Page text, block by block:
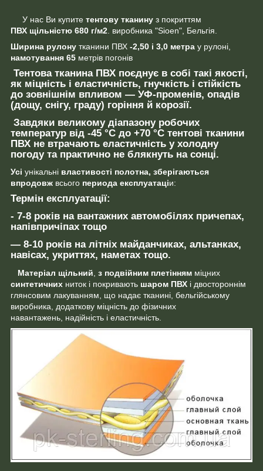
У нас Ви купите тентову тканину з покриттям
ПВХ щільністю 680 г/м2 . виробника "Sioen", Бельгія.
Ширина рулону тканини ПВХ -2,50 і 3,0 метра у рулоні,
намотування 65 метрів погонів
Тентова тканина ПВХ поєднує в собі такі якості,
як міцність і еластичність, гнучкість і стійкість
до зовнішнім впливом — УФ-променів, опадів
(дощу, снігу, граду) горіння й корозії.
Завдяки великому діапазонуробочих
температур від -45 °C до +70 °C тентові тканини
ПВХ не втрачають еластичність у холодну
погоду та практично не блякнуть на сонці.
Усі унікальні властивості полотна, зберігаються
впродовж всього периода експлуатаціи:
Термін експлуатації:
- 7-8 років на вантажних автомобілях причепах,
напівпричіпах тощо
— 8-10 років на літніх майданчиках, альтанках,
навісах, укриттях, наметах тощо.
Матеріал щільний з подвійним плетінням міцних
синтетичних ниток і покривають шаром ПВХ і двостороннім
глянсовим лакуванням, що надає тканині, бельгійському
виробника, додаткову міцність до фізичних
навантажень, надійність і еластичність.